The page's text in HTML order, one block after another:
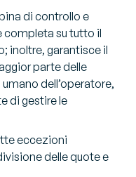
di controllo e
completa su tutto il
inoltre, garantisce il
parte delle
dell’operatore,
di gestire le
eccezioni
delle quote e